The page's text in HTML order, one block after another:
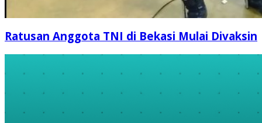
Ratusan Anggota TNI di Bekasi Mulai Divaksin